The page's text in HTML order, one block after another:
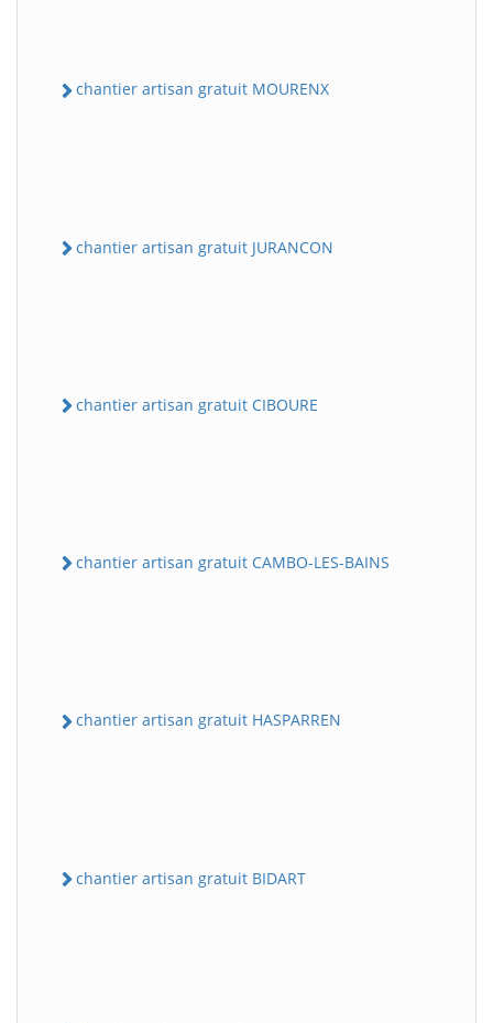
chantier artisan gratuit MOURENX
chantier artisan gratuit JURANCON
chantier artisan gratuit CIBOURE
chantier artisan gratuit CAMBO-LES-BAINS
chantier artisan gratuit HASPARREN
chantier artisan gratuit BIDART